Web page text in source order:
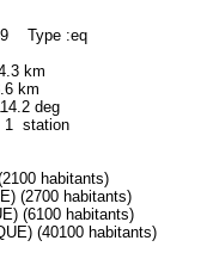
Type :eq
km
km
deg
1 station
habitants)
(2700 habitants)
(6100 habitants)
(40100 habitants)